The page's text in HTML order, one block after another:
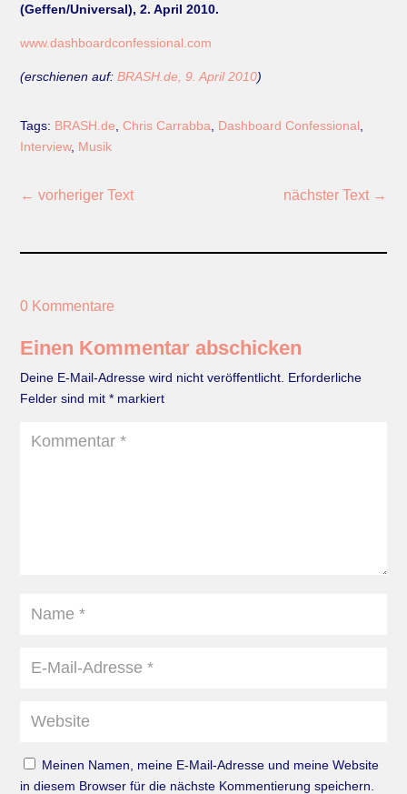
(Geffen/Universal), 2. April 2010.
www.dashboardconfessional.com
(erschienen auf:BRASH.de, 9. April 2010)
Tags: BRASH.de ,Chris Carrabba Dashboard Confessional
Interview, Musik
←vorheriger Text nächster Text→
0 Kommentare
Einen Kommentar abschicken
Deine E-Mail-Adresse wird nicht veröffentlicht. Erforderliche
Felder sind mit* markiert
Meinen Namen, meine E-Mail-Adresse und meine Website
in diesem Browser für die nächste Kommentierung speichern.